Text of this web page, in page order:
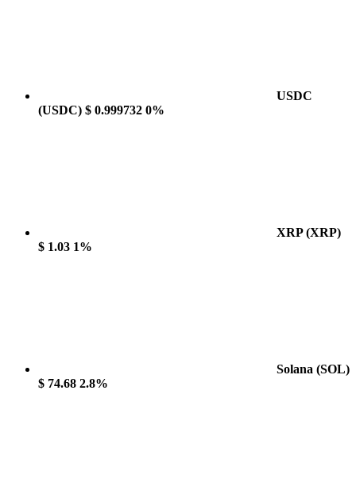
USDC
(USDC) $ 0.999732 0%
XRP(XRP)
$ 1.03 1%
Solana (SOL)
$ 74.68 2.8%